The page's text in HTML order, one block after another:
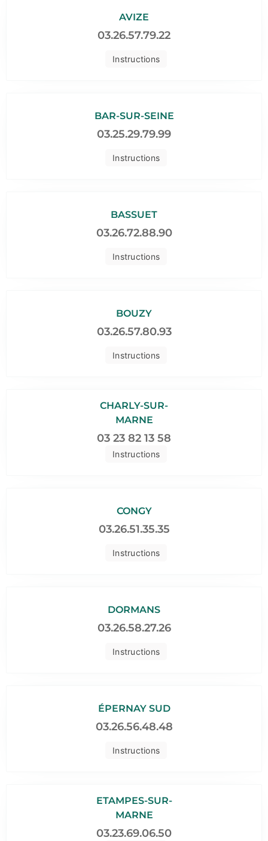
Instructions
AVIZE
03.26.57.79.22
Instructions
BAR-SUR-SEINE
03.25.29.79.99
Instructions
BASSUET
03.26.72.88.90
Instructions
BOUZY
03.26.57.80.93
Instructions
CHARLY-SUR-
MARNE
03 23 82 13 58
Instructions
CONGY
03.26.51.35.35
Instructions
DORMANS
03.26.58.27.26
Instructions
ÉPERNAY SUD
03.26.56.48.48
ETAMPES-SUR-
MARNE
03.23.69.06.50